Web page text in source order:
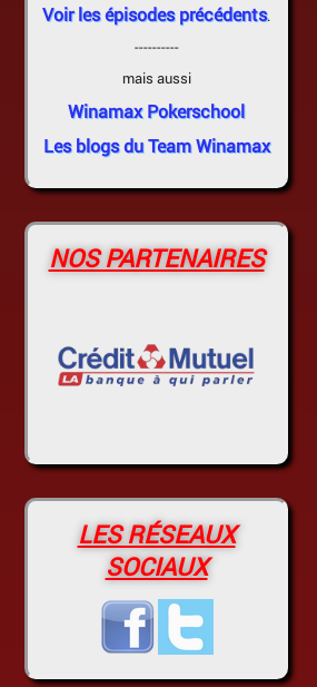
Voir les épisodes précédents.
----------
mais aussi
Winamax Pokerschool
Les blogs du Team Winamax
NOS PARTENAIRES
LES RÉSEAUX
SOCIAUX